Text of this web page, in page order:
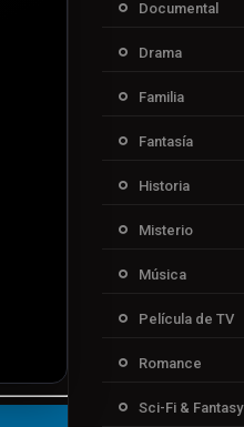
Documental
Drama
Familia
Fantasía
Historia
Misterio
Música
Película de TV
Romance
Sci-Fi & Fantasy